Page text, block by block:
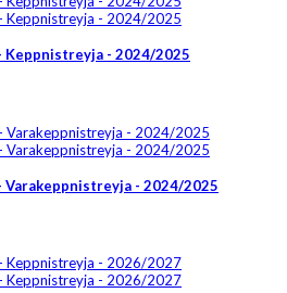
- 2024/2025
- 2024/2025